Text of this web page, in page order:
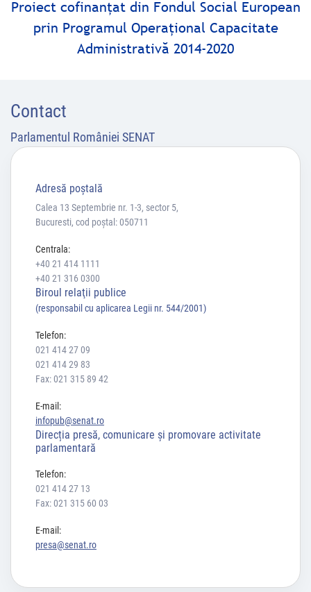
Proiect cofinanţat din Fondul Social European
prin Programul Operaţional Capacitate
Administrativă 2014-2020
Contact
Parlamentul României SENAT
Adresă poştală
Calea 13 Septembrie nr. 1-3, sector 5,
Bucuresti, cod poștal: 050711
Centrala:
+40 21 414 1111
+40 21 316 0300
Biroul relaţii publice
(responsabil cu aplicarea Legii nr. 544/2001)
Telefon:
021 414 27 09
021 414 29 83
Fax: 021 315 89 42
E-mail:
infopub@senat.ro
Direcția presă, comunicare și promovare activitate
parlamentară
Telefon:
021 414 27 13
Fax: 021 315 60 03
E-mail:
presa@senat.ro